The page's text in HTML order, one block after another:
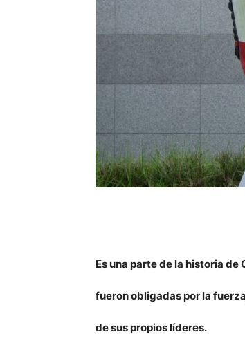
Es una parte de la historia
fueron obligadas por la
de sus propios líderes.